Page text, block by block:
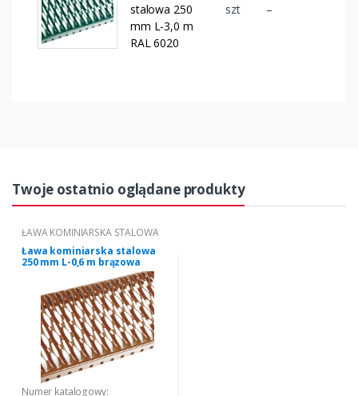
stalowa 250
mm L-3,0 m
RAL 6020
szt –
Twoje ostatnio oglądane produkty
ŁAWA KOMINIARSKA STALOWA
Ława kominiarska stalowa
250 mm L-0,6 m brązowa
Numer katalogowy: